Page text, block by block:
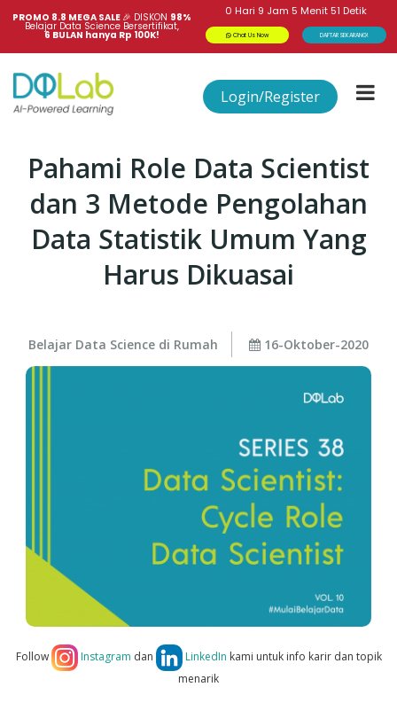
PROMO 8.8 MEGA SALE 🎉 DISKON 98%
Belajar Data Science Bersertifikat,
6 BULAN hanya Rp 100K!
0 Hari 9 Jam 5 Menit 51 Detik
Chat Us Now DAFTAR SEKARANG!
Login/Register
Pahami Role Data Scientist
dan 3 Metode Pengolahan
Data Statistik Umum Yang
Harus Dikuasai
Belajar Data Science di Rumah 16-Oktober-2020
Follow Instagram dan LinkedIn kami untuk info karir dan topik
menarik